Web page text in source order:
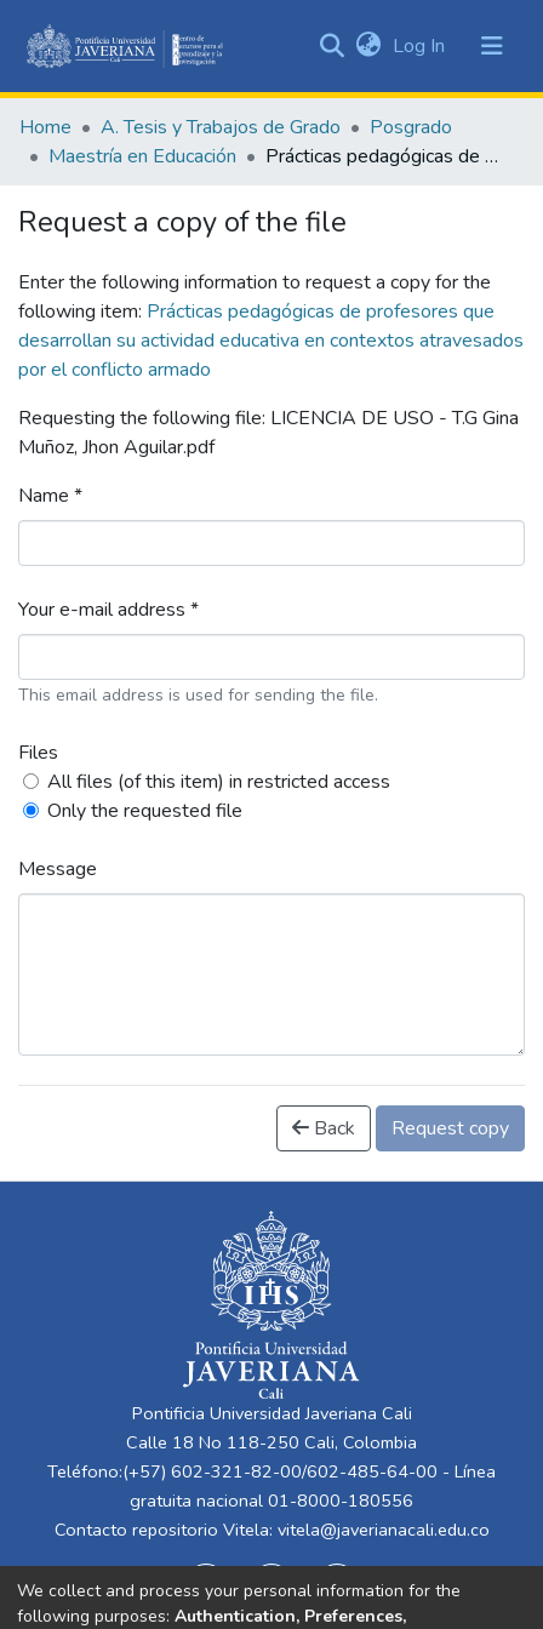
&
Collections
Log In (current)
Home A. Tesis y Trabajos de Grado
Posgrado
Maestría en Educación
Prácticas pedagógicas de profesores que desarrollan su actividad educativa en contextos atravesados por el conflicto armado
Request a copy of the file
Enter the following information to request a copy for the
following item: Prácticas pedagógicas de profesores que
desarrollan su actividad educativa en contextos atravesados
por el conflicto armado
Requesting the following file: LICENCIA DE USO - T.G Gina
Muñoz, Jhon Aguilar.pdf
Name *
Your e-mail address *
This email address is used for sending the file.
Files
All files (of this item) in restricted access
Only the requested file
Message
Back Request copy
Pontificia Universidad Javeriana Cali
Calle 18 No 118-250 Cali, Colombia
Teléfono:(+57) 602-321-82-00/602-485-64-00 - Línea
gratuita nacional 01-8000-180556
Contacto repositorio Vitela: vitela@javerianacali.edu.co
We collect and process your personal information for the
following purposes: Authentication, Preferences,